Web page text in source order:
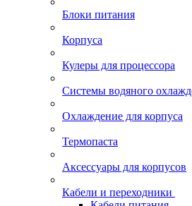
Блоки питания
Корпуса
Кулеры для процессора
Системы водяного
Охлаждение для корпуса
Термопаста
Аксессуары для корпусов
Кабели и переходники